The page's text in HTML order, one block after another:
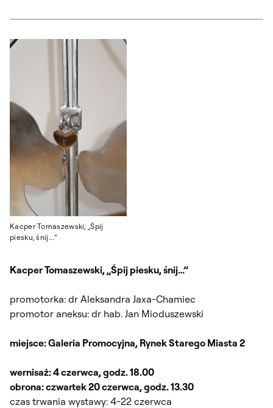
Kacper Tomaszewski, „Śpij
piesku, śnij...”
Kacper Tomaszewski, „Śpij piesku, śnij…”
promotorka: dr Aleksandra Jaxa-Chamiec
promotor aneksu: dr hab. Jan Mioduszewski
miejsce: Galeria Promocyjna, Rynek Starego Miasta 2
wernisaż: 4 czerwca, godz. 18.00
obrona: czwartek 20 czerwca, godz. 13.30
czas trwania wystawy: 4-22 czerwca